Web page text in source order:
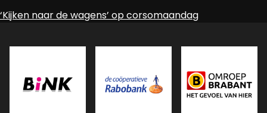
Bericht
‘Kijken naar de wagens’ op corsomaandag